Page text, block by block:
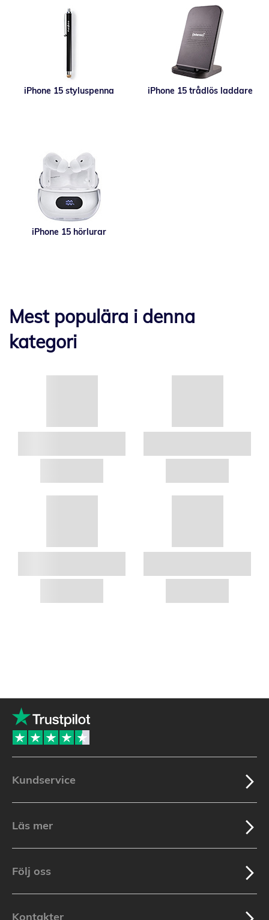
iPhone 15 styluspenna iPhone 15 trådlös laddare
iPhone 15 hörlurar
Mest populära i denna
kategori
Kundservice
Läs mer
Följ oss
Kontakter